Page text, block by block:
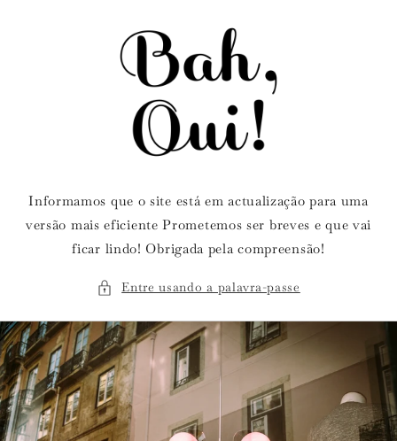
Informamos que o site está em actualização para uma
versão mais eficiente Prometemos ser breves e que vai
ficar lindo! Obrigada pela compreensão!
Entre usando a palavra-passe